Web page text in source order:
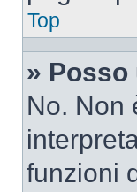
Top
» Posso
No. Non
funzioni